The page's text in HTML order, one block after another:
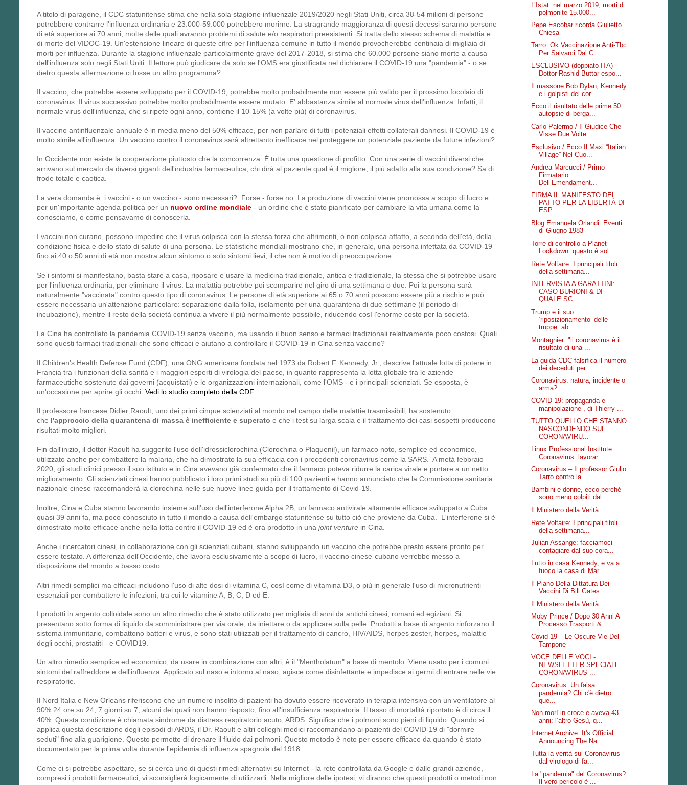
A titolo di paragone, il CDC statunitense stima che nella sola stagione influenzale 2019/2020 negli Stati Uniti, circa 38-54 milioni di persone
potrebbero contrarre l'influenza ordinaria e 23.000-59.000 potrebbero morirne. La stragrande maggioranza di questi decessi saranno persone
di età superiore ai 70 anni, molte delle quali avranno problemi di salute e/o respiratori preesistenti. Si tratta dello stesso schema di malattia e
di morte del VIDOC-19. Un'estensione lineare di queste cifre per l'influenza comune in tutto il mondo provocherebbe centinaia di migliaia di
morti per influenza. Durante la stagione influenzale particolarmente grave del 2017-2018, si stima che 60.000 persone siano morte a causa
dell'influenza solo negli Stati Uniti. Il lettore può giudicare da solo se l'OMS era giustificata nel dichiarare il COVID-19 una "pandemia" - o se
dietro questa affermazione ci fosse un altro programma?
Il vaccino, che potrebbe essere sviluppato per il COVID-19, potrebbe molto probabilmente non essere più valido per il prossimo focolaio di
coronavirus. Il virus successivo potrebbe molto probabilmente essere mutato. E' abbastanza simile al normale virus dell'influenza. Infatti, il
normale virus dell'influenza, che si ripete ogni anno, contiene il 10-15% (a volte più) di coronavirus.
Il vaccino antinfluenzale annuale è in media meno del 50% efficace, per non parlare di tutti i potenziali effetti collaterali dannosi. Il COVID-19 è
molto simile all'influenza. Un vaccino contro il coronavirus sarà altrettanto inefficace nel proteggere un potenziale paziente da future infezioni?
In Occidente non esiste la cooperazione piuttosto che la concorrenza. È tutta una questione di profitto. Con una serie di vaccini diversi che
arrivano sul mercato da diversi giganti dell'industria farmaceutica, chi dirà al paziente qual è il migliore, il più adatto alla sua condizione? Sa di
frode totale e caotica.
La vera domanda è: i vaccini - o un vaccino - sono necessari? Forse - forse no. La produzione di vaccini viene promossa a scopo di lucro e
per un'importante agenda politica per un nuovo ordine mondiale - un ordine che è stato pianificato per cambiare la vita umana come la
conosciamo, o come pensavamo di conoscerla.
I vaccini non curano, possono impedire che il virus colpisca con la stessa forza che altrimenti, o non colpisca affatto, a seconda dell'età, della
condizione fisica e dello stato di salute di una persona. Le statistiche mondiali mostrano che, in generale, una persona infettata da COVID-19
fino ai 40 o 50 anni di età non mostra alcun sintomo o solo sintomi lievi, il che non è motivo di preoccupazione.
Se i sintomi si manifestano, basta stare a casa, riposare e usare la medicina tradizionale, antica e tradizionale, la stessa che si potrebbe usare
per l'influenza ordinaria, per eliminare il virus. La malattia potrebbe poi scomparire nel giro di una settimana o due. Poi la persona sarà
naturalmente "vaccinata" contro questo tipo di coronavirus. Le persone di età superiore ai 65 o 70 anni possono essere più a rischio e può
essere necessaria un'attenzione particolare: separazione dalla folla, isolamento per una quarantena di due settimane (il periodo di
incubazione), mentre il resto della società continua a vivere il più normalmente possibile, riducendo così l'enorme costo per la società.
La Cina ha controllato la pandemia COVID-19 senza vaccino, ma usando il buon senso e farmaci tradizionali relativamente poco costosi. Quali
sono questi farmaci tradizionali che sono efficaci e aiutano a controllare il COVID-19 in Cina senza vaccino?
Il Children's Health Defense Fund (CDF), una ONG americana fondata nel 1973 da Robert F. Kennedy, Jr., descrive l'attuale lotta di potere in
Francia tra i funzionari della sanità e i maggiori esperti di virologia del paese, in quanto rappresenta la lotta globale tra le aziende
farmaceutiche sostenute dai governi (acquistati) e le organizzazioni internazionali, come l'OMS - e i principali scienziati. Se esposta, è
un'occasione per aprire gli occhi. Vedi lo studio completo della CDF.
Il professore francese Didier Raoult, uno dei primi cinque scienziati al mondo nel campo delle malattie trasmissibili, ha sostenuto
che l'approccio della quarantena di massa è inefficiente e superato e che i test su larga scala e il trattamento dei casi sospetti producono
risultati molto migliori.
Fin dall'inizio, il dottor Raoult ha suggerito l'uso dell'idrossiclorochina (Clorochina o Plaquenil), un farmaco noto, semplice ed economico,
utilizzato anche per combattere la malaria, che ha dimostrato la sua efficacia con i precedenti coronavirus come la SARS. A metà febbraio
2020, gli studi clinici presso il suo istituto e in Cina avevano già confermato che il farmaco poteva ridurre la carica virale e portare a un netto
miglioramento. Gli scienziati cinesi hanno pubblicato i loro primi studi su più di 100 pazienti e hanno annunciato che la Commissione sanitaria
nazionale cinese raccomanderà la clorochina nelle sue nuove linee guida per il trattamento di Covid-19.
Inoltre, Cina e Cuba stanno lavorando insieme sull'uso dell'interferone Alpha 2B, un farmaco antivirale altamente efficace sviluppato a Cuba
quasi 39 anni fa, ma poco conosciuto in tutto il mondo a causa dell'embargo statunitense su tutto ciò che proviene da Cuba. L'interferone si è
dimostrato molto efficace anche nella lotta contro il COVID-19 ed è ora prodotto in una joint venture in Cina.
Anche i ricercatori cinesi, in collaborazione con gli scienziati cubani, stanno sviluppando un vaccino che potrebbe presto essere pronto per
essere testato. A differenza dell'Occidente, che lavora esclusivamente a scopo di lucro, il vaccino cinese-cubano verrebbe messo a
disposizione del mondo a basso costo.
Altri rimedi semplici ma efficaci includono l'uso di alte dosi di vitamina C, così come di vitamina D3, o più in generale l'uso di micronutrienti
essenziali per combattere le infezioni, tra cui le vitamine A, B, C, D ed E.
I prodotti in argento colloidale sono un altro rimedio che è stato utilizzato per migliaia di anni da antichi cinesi, romani ed egiziani. Si
presentano sotto forma di liquido da somministrare per via orale, da iniettare o da applicare sulla pelle. Prodotti a base di argento rinforzano il
sistema immunitario, combattono batteri e virus, e sono stati utilizzati per il trattamento di cancro, HIV/AIDS, herpes zoster, herpes, malattie
degli occhi, prostatiti - e COVID19.
Un altro rimedio semplice ed economico, da usare in combinazione con altri, è il "Mentholatum" a base di mentolo. Viene usato per i comuni
sintomi del raffreddore e dell'influenza. Applicato sul naso e intorno al naso, agisce come disinfettante e impedisce ai germi di entrare nelle vie
respiratorie.
Il Nord Italia e New Orleans riferiscono che un numero insolito di pazienti ha dovuto essere ricoverato in terapia intensiva con un ventilatore al
90% 24 ore su 24, 7 giorni su 7, alcuni dei quali non hanno risposto, fino all'insufficienza respiratoria. Il tasso di mortalità riportato è di circa il
40%. Questa condizione è chiamata sindrome da distress respiratorio acuto, ARDS. Significa che i polmoni sono pieni di liquido. Quando si
applica questa descrizione degli episodi di ARDS, il Dr. Raoult e altri colleghi medici raccomandano ai pazienti del COVID-19 di "dormire
seduti" fino alla guarigione. Questo permette di drenare il fluido dai polmoni. Questo metodo è noto per essere efficace da quando è stato
documentato per la prima volta durante l'epidemia di influenza spagnola del 1918.
Come ci si potrebbe aspettare, se si cerca uno di questi rimedi alternativi su Internet - la rete controllata da Google e dalle grandi aziende,
compresi i prodotti farmaceutici, vi sconsiglierà logicamente di utilizzarli. Nella migliore delle ipotesi, vi diranno che questi prodotti o metodi non
L’Istat: nel marzo 2019, morti di
polmonite 15.000...
Pepe Escobar ricorda Giulietto
Chiesa
Tarro: Ok Vaccinazione Anti-Tbc
Per Salvarci Dal C...
ESCLUSIVO (doppiato ITA)
Dottor Rashid Buttar espo...
Il massone Bob Dylan, Kennedy
e i golpisti del cor...
Ecco il risultato delle prime 50
autopsie di berga...
Carlo Palermo / Il Giudice Che
Visse Due Volte
Esclusivo / Ecco Il Maxi “Italian
Village” Nel Cuo...
Andrea Marcucci / Primo
Firmatario
Dell’Emendament...
FIRMA IL MANIFESTO DEL
PATTO PER LA LIBERTÀ DI
ESP...
Blog Emanuela Orlandi: Eventi
di Giugno 1983
Torre di controllo a Planet
Lockdown: questo è sol...
Rete Voltaire: I principali titoli
della settimana...
INTERVISTA A GARATTINI:
CASO BURIONI & DI
QUALE SC...
Trump e il suo
‘riposizionamento’ delle
truppe: ab...
Montagnier: "il coronavirus è il
risultato di una ...
La guida CDC falsifica il numero
dei deceduti per ...
Coronavirus: natura, incidente o
arma?
COVID-19: propaganda e
manipolazione , di Thierry ...
TUTTO QUELLO CHE STANNO
NASCONDENDO SUL
CORONAVIRU...
Linux Professional Institute:
Coronavirus: lavorar...
Coronavirus – Il professor Giulio
Tarro contro la ...
Bambini e donne, ecco perché
sono meno colpiti dal...
Il Ministero della Verità
Rete Voltaire: I principali titoli
della settimana...
Julian Assange: facciamoci
contagiare dal suo cora...
Lutto in casa Kennedy, e va a
fuoco la casa di Mar...
Il Piano Della Dittatura Dei
Vaccini Di Bill Gates
Il Ministero della Verità
Moby Prince / Dopo 30 Anni A
Processo Trasporti & ...
Covid 19 – Le Oscure Vie Del
Tampone
VOCE DELLE VOCI -
NEWSLETTER SPECIALE
CORONAVIRUS ...
Coronavirus: Un falsa
pandemia? Chi c'è dietro
que...
Non morì in croce e aveva 43
anni: l’altro Gesù, q...
Internet Archive: It's Official:
Announcing The Na...
Tutta la verità sul Coronavirus
dal virologo di fa...
La "pandemia" del Coronavirus?
Il vero pericolo è ...